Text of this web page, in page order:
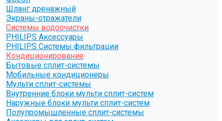
Шланг дренажный
Экраны-отражатели
Системы водоочистки
PHILIPS Аксессуары
PHILIPS Системы фильтрации
Кондиционирование
Бытовые сплит-системы
Мобильные кондиционеры
Мульти сплит-системы
Внутренние блоки мульти сплит-систем
Наружные блоки мульти сплит-систем
Полупромышленные сплит-системы